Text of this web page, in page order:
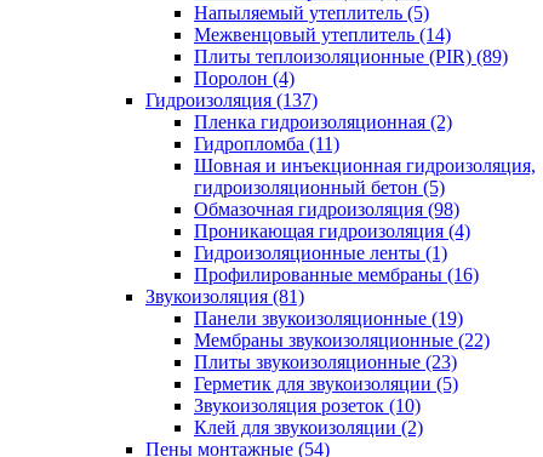
Напыляемый утеплитель (5)
Межвенцовый утеплитель (14)
Плиты теплоизоляционные (PIR) (89)
Поролон (4)
Гидроизоляция (137)
Пленка гидроизоляционная (2)
Гидропломба (11)
Шовная и инъекционная гидроизоляция,
гидроизоляционный бетон (5)
Обмазочная гидроизоляция (98)
Проникающая гидроизоляция (4)
Гидроизоляционные ленты (1)
Профилированные мембраны (16)
Звукоизоляция (81)
Панели звукоизоляционные (19)
Мембраны звукоизоляционные (22)
Плиты звукоизоляционные (23)
Герметик для звукоизоляции (5)
Звукоизоляция розеток (10)
Клей для звукоизоляции (2)
Пены монтажные (54)